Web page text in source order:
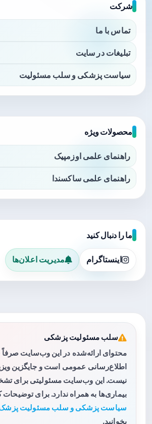
شرکت
تماس با ما
تبلیغات در سایت
سیاست پزشکی و سلب مسئولیت
محصولات ویژه
راهنمای علمی اوزمپیک
راهنمای علمی ساکسندا
ما را دنبال کنید
اینستاگرام مدیریت اعلان‌ها
سلب مسئولیت پزشکی
محتوای ارائه‌شده در این وب‌سایت
اطلاع‌رسانی عمومی است و جایگزین
نیست. این وب‌سایت مسئولیتی برای
بیماری‌ها به همراه ندارد. برای
سیاست پزشکی و سلب مسئولیت
بخوانید.